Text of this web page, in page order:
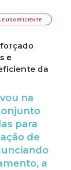
USO EFICIENTE
e
da
na
para
de
a